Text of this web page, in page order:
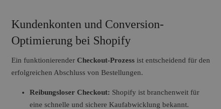
Kundenkonten und Conversion-
Optimierung bei Shopify
Ein funktionierender Checkout-Prozessist entscheidend für den
erfolgreichen Abschluss von Bestellungen.
Reibungsloser Checkout: Shopify ist branchenweit für
eine schnelle und sichere Kaufabwicklung bekannt.